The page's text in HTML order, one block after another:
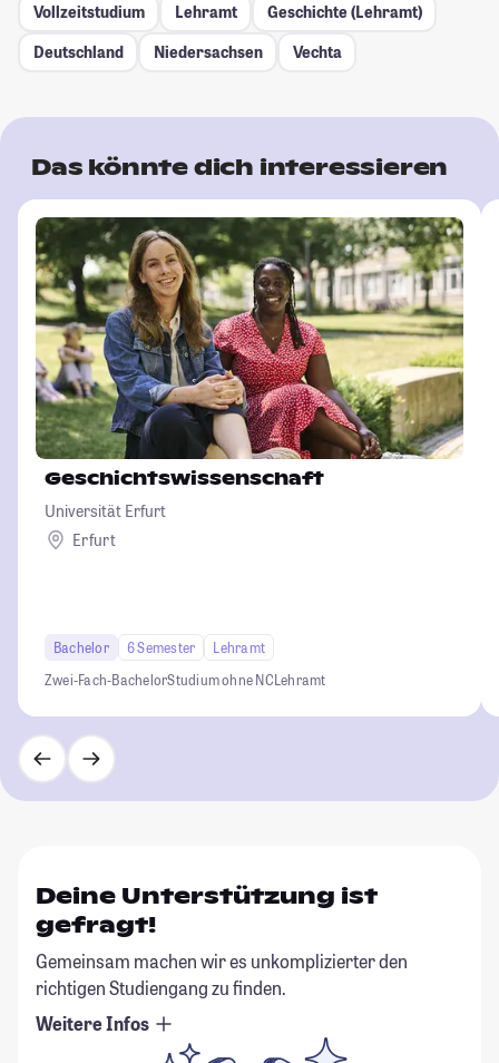
Vollzeitstudium
Lehramt
Geschichte (Lehramt)
Deutschland
Niedersachsen Vechta
Das könnte dich interessieren
Geschichtswissenschaft
Universität Erfurt
Erfurt
Bachelor 6 Semester
Lehramt
Zwei-Fach-BachelorStudium ohne NCLehramt
Deine Unterstützung ist
gefragt!
Gemeinsam machen wir es unkomplizierter den
richtigen Studiengang zu finden.
Weitere Infos